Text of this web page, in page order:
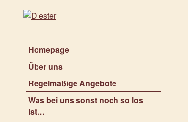
Homepage
Über uns
Regelmäßige Angebote
Was bei uns sonst noch so los
ist…